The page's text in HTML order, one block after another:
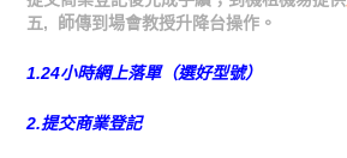
五, 師傳到場會教授升降台操作。
1.24小時網上落單（選好型號）
2.提交商業登記